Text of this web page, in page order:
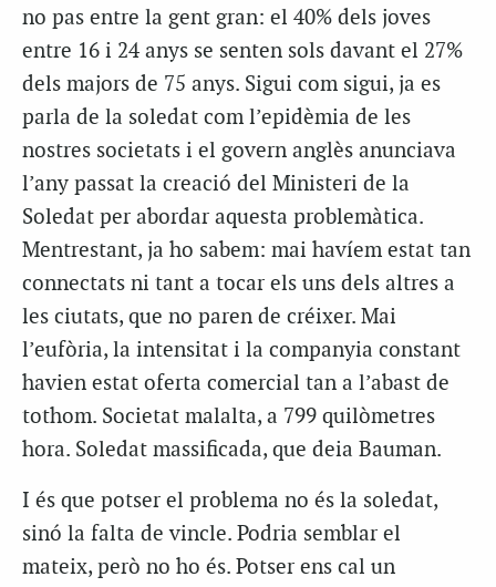
no pas entre la gent gran: el 40% dels joves
entre 16 i 24 anys se senten sols davant el 27%
dels majors de 75 anys. Sigui com sigui, ja es
parla de la soledat com l’epidèmia de les
nostres societats i el govern anglès anunciava
l’any passat la creació del Ministeri de la
Soledat per abordar aquesta problemàtica.
Mentrestant, ja ho sabem: mai havíem estat tan
connectats ni tant a tocar els uns dels altres a
les ciutats, que no paren de créixer. Mai
l’eufòria, la intensitat i la companyia constant
havien estat oferta comercial tan a l’abast de
tothom. Societat malalta, a 799 quilòmetres
hora. Soledat massificada, que deia Bauman.
I és que potser el problema no és la soledat,
sinó la falta de vincle. Podria semblar el
mateix, però no ho és. Potser ens cal un